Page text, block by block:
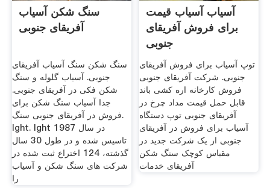
سنگ شکن آسیاب
آفریقای جنوبی
سنگ شکن سنگ آسیاب آفریقای
جنوبی. آسیاب گلوله و سنگ
شکن فکی در آفریقای جنوبی.
جدا آسیاب سنگ شکن برای
فروش در آفریقای جنوبی سنگ.
lght. lght در سال 1987
تاسیس شده و در طول 30 سال
گذشته، 124 اختراع ثبت شده در
شركت های سنگ شكن و آسیاب
را
آسیاب آسیاب قیمت
برای فروش آفریقای
جنوبی
توپ آسیاب برای فروش آفریقای
جنوبی. شرکت آفریقای جنوبی
فروش کارخانه اره کشی باند
قابل حمل قیمت مداد چرخ در
آفریقای جنوبی توپ دستگاه
آسیاب برای فروش در آفریقای
جنوبی از یک شرکت جدید در
مقیاس کوچک سنگ شکن
آفریقای خدمات